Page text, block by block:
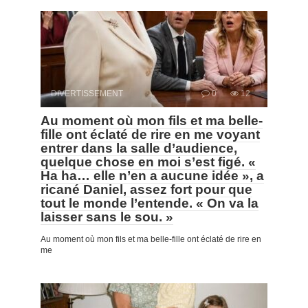
DIVERTISSEMENT 0 12
Au moment où mon fils et ma belle-
fille ont éclaté de rire en me voyant
entrer dans la salle d’audience,
quelque chose en moi s’est figé. «
Ha ha… elle n’en a aucune idée », a
ricané Daniel, assez fort pour que
tout le monde l’entende. « On va la
laisser sans le sou. »
Au moment où mon fils et ma belle-fille ont éclaté de rire en
me